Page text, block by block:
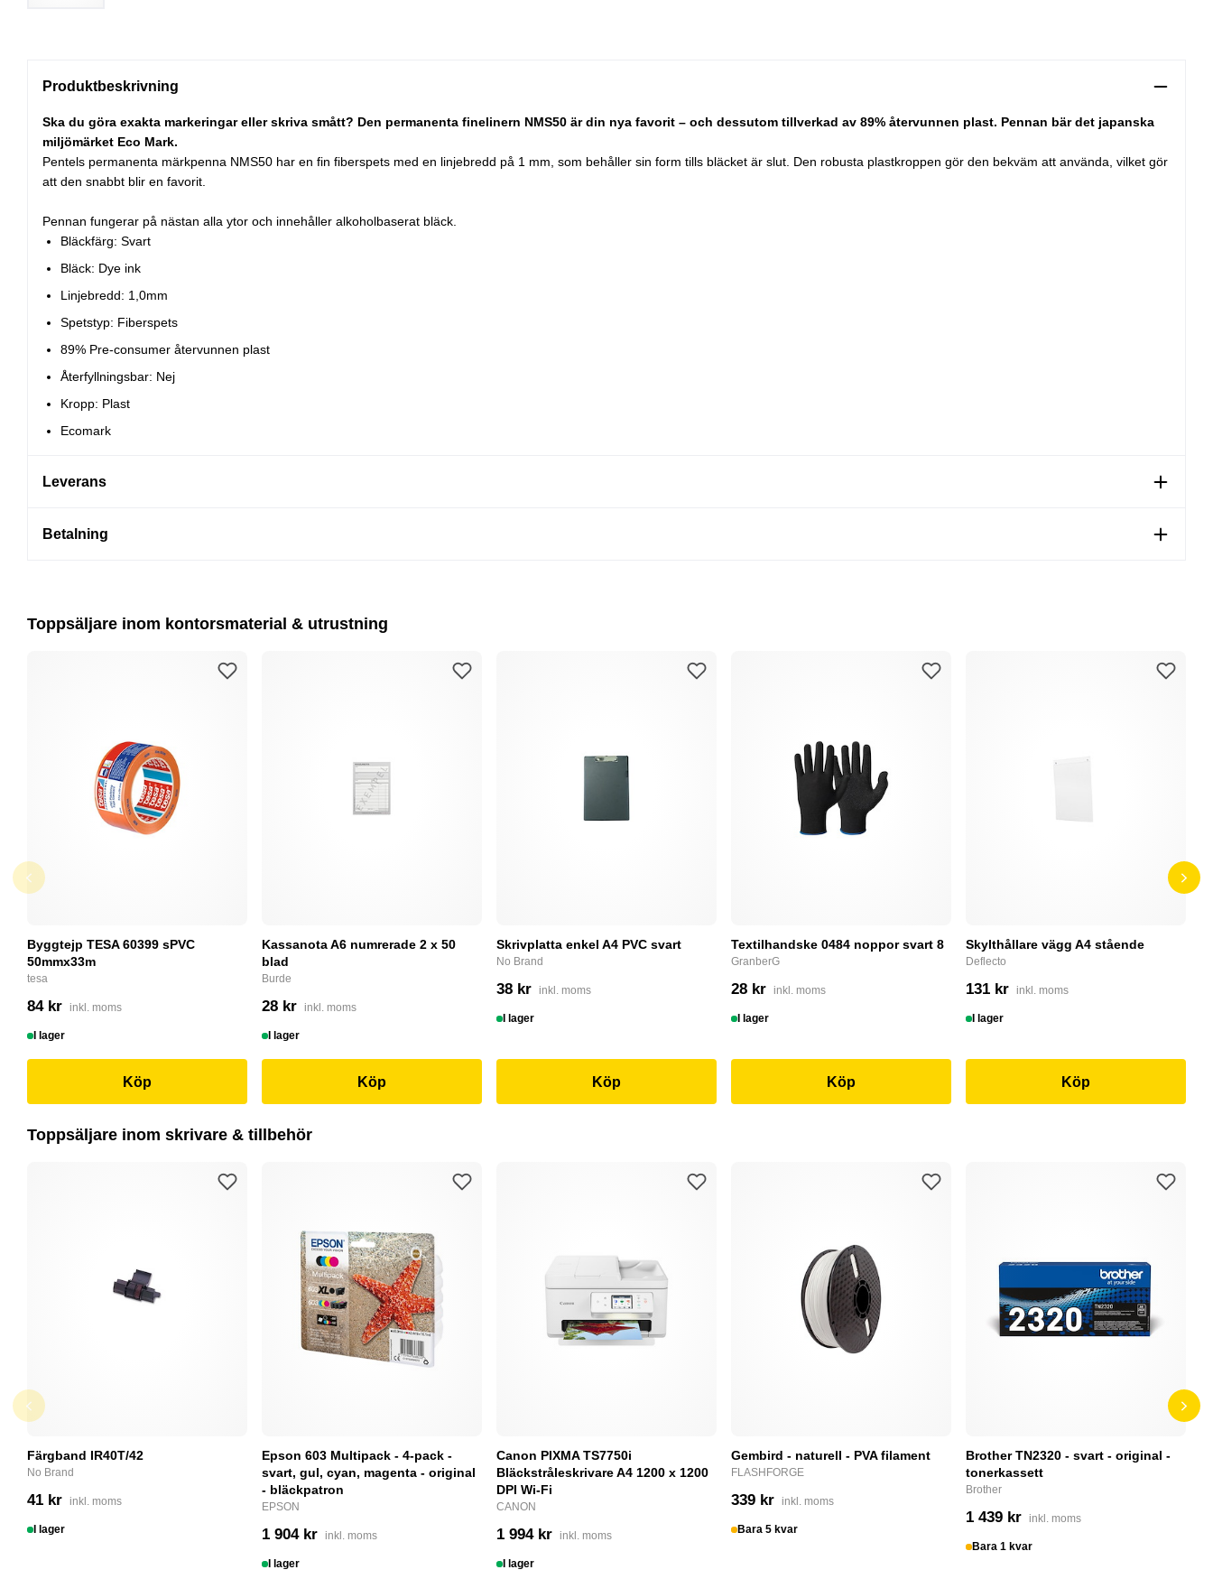
Produktbeskrivning
Ska du göra exakta markeringar eller skriva smått? Den permanenta finelinern NMS50 är din nya favorit – och dessutom tillverkad av 89% återvunnen plast. Pennan bär det japanska
miljömärket Eco Mark.
Pentels permanenta märkpenna NMS50 har en fin fiberspets med en linjebredd på 1 mm, som behåller sin form tills bläcket är slut. Den robusta plastkroppen gör den bekväm att använda, vilket gör
att den snabbt blir en favorit.
Pennan fungerar på nästan alla ytor och innehåller alkoholbaserat bläck.
Bläckfärg: Svart
Bläck: Dye ink
Linjebredd: 1,0mm
Spetstyp: Fiberspets
89% Pre-consumer återvunnen plast
Återfyllningsbar: Nej
Kropp: Plast
Ecomark
Leverans
Betalning
Toppsäljare inom kontorsmaterial & utrustning
Byggtejp TESA 60399 sPVC
50mmx33m
tesa
84 kr inkl. moms
I lager
Köp
Kassanota A6 numrerade 2 x 50
blad
Burde
28 kr inkl. moms
I lager
Köp
Skrivplatta enkel A4 PVC svart
No Brand
38 kr inkl. moms
I lager
Köp
Textilhandske 0484 noppor svart 8
GranberG
28 kr inkl. moms
I lager
Köp
Skylthållare vägg A4 stående
Deflecto
131 kr inkl. moms
I lager
Köp
Toppsäljare inom skrivare & tillbehör
Färgband IR40T/42
No Brand
41 kr inkl. moms
I lager
Epson 603 Multipack - 4-pack -
svart, gul, cyan, magenta - original
- bläckpatron
EPSON
1 904 kr inkl. moms
I lager
Canon PIXMA TS7750i
Bläckstråleskrivare A4 1200 x 1200
DPI Wi-Fi
CANON
1 994 kr inkl. moms
I lager
Gembird - naturell - PVA filament
FLASHFORGE
339 kr inkl. moms
Bara 5 kvar
Brother TN2320 - svart - original -
tonerkassett
Brother
1 439 kr inkl. moms
Bara 1 kvar